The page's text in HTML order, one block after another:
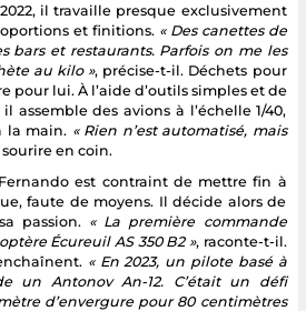
il travaille presque exclusivement
et finitions. « Des canettes de
bars et restaurants. Parfois on me les
au kilo », précise-t-il. Déchets pour
pour lui. À l’aide d’outils simples et de
assemble des avions à l’échelle 1/40,
la main. « Rien n’est automatisé, mais
en coin.
est contraint de mettre fin à
faute de moyens. Il décide alors de
passion. « La première commande
Écureuil AS 350 B2 », raconte-t-il.
« En 2023, un pilote basé à
un Antonov An-12. C’était un défi
d’envergure pour 80 centimètres